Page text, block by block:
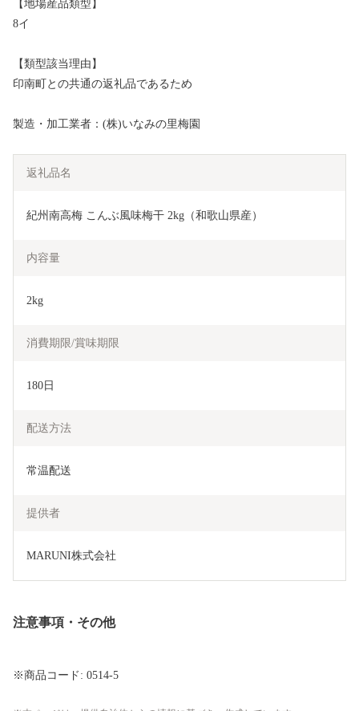
【地場産品類型】
8イ
【類型該当理由】
印南町との共通の返礼品であるため
製造・加工業者：(株)いなみの里梅園
返礼品名
紀州南高梅 こんぶ風味梅干 2kg（和歌山県産）
内容量
2kg
消費期限/賞味期限
180日
配送方法
常温配送
提供者
MARUNI株式会社
注意事項・その他
※商品コード: 0514-5